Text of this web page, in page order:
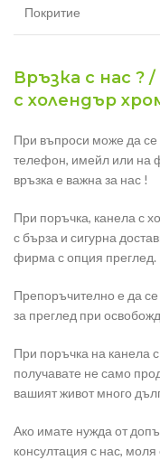
Покритие
Връзка с нас ?
с холендър
При въпроси може да се
телефон, имейл или на
връзка е важна за нас !
При поръчка, канела с
с бърза и сигурна
фирма с опция преглед.
Препоръчително е да се
за преглед при
При поръчка на канела
получавате не само
вашият живот много
Ако имате нужда от
консултация с нас,